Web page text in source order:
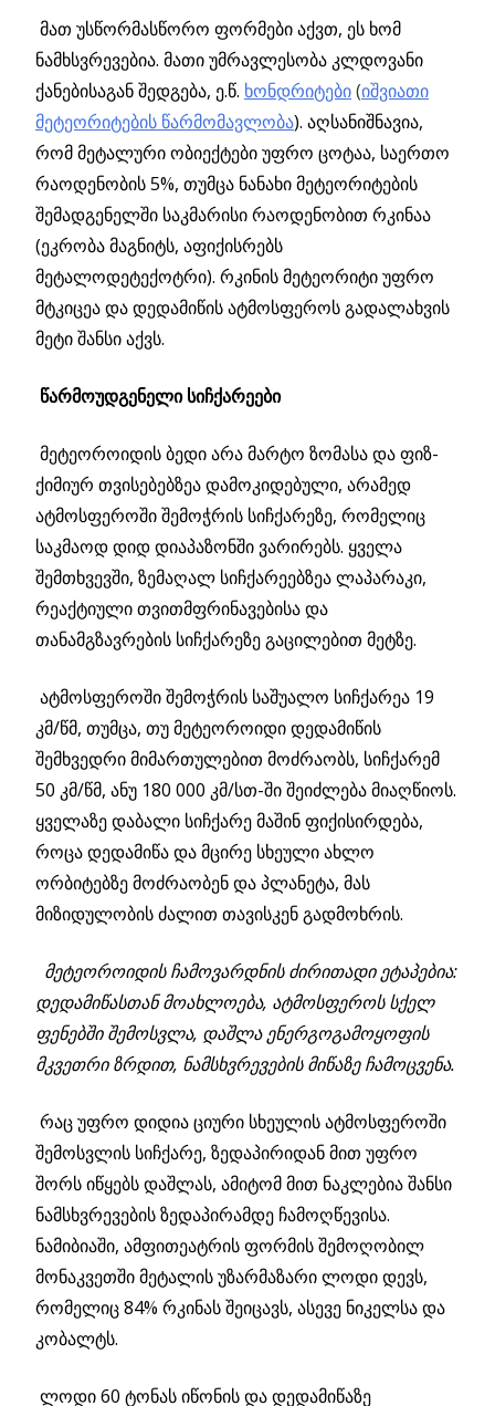
მათ უსწორმასწორო ფორმები აქვთ, ეს ხომ
ნამხსვრევებია. მათი უმრავლესობა კლდოვანი
ქანებისაგან შედგება, ე.წ. ხონდრიტები(იშვიათი
მეტეორიტების წარმომავლობა). აღსანიშნავია,
რომ მეტალური ობიექტები უფრო ცოტაა, საერთო
რაოდენობის 5%, თუმცა ნანახი მეტეორიტების
შემადგენელში საკმარისი რაოდენობით რკინაა
(ეკრობა მაგნიტს, აფიქისრებს
მეტალოდეტექოტრი). რკინის მეტეორიტი უფრო
მტკიცეა და დედამიწის ატმოსფეროს გადალახვის
მეტი შანსი აქვს.
წარმოუდგენელი სიჩქარეები
მეტეოროიდის ბედი არა მარტო ზომასა და ფიზ-
ქიმიურ თვისებებზეა დამოკიდებული, არამედ
ატმოსფეროში შემოჭრის სიჩქარეზე, რომელიც
საკმაოდ დიდ დიაპაზონში ვარირებს. ყველა
შემთხვევში, ზემაღალ სიჩქარეებზეა ლაპარაკი,
რეაქტიული თვითმფრინავებისა და
თანამგზავრების სიჩქარეზე გაცილებით მეტზე.
ატმოსფეროში შემოჭრის საშუალო სიჩქარეა 19
კმ/წმ, თუმცა, თუ მეტეოროიდი დედამიწის
შემხვედრი მიმართულებით მოძრაობს, სიჩქარემ
50 კმ/წმ, ანუ 180 000 კმ/სთ-ში შეიძლება მიაღწიოს.
ყველაზე დაბალი სიჩქარე მაშინ ფიქისირდება,
როცა დედამიწა და მცირე სხეული ახლო
ორბიტებზე მოძრაობენ და პლანეტა, მას
მიზიდულობის ძალით თავისკენ გადმოხრის.
მეტეოროიდის ჩამოვარდნის ძირითადი ეტაპებია:
დედამიწასთან მოახლოება, ატმოსფეროს სქელ
ფენებში შემოსვლა, დაშლა ენერგოგამოყოფის
მკვეთრი ზრდით, ნამსხვრევების მიწაზე ჩამოცვენა.
რაც უფრო დიდია ციური სხეულის ატმოსფეროში
შემოსვლის სიჩქარე, ზედაპირიდან მით უფრო
შორს იწყებს დაშლას, ამიტომ მით ნაკლებია შანსი
ნამსხვრევების ზედაპირამდე ჩამოღწევისა.
ნამიბიაში, ამფითეატრის ფორმის შემოღობილ
მონაკვეთში მეტალის უზარმაზარი ლოდი დევს,
რომელიც 84% რკინას შეიცავს, ასევე ნიკელსა და
კობალტს.
ლოდი 60 ტონას იწონის და დედამიწაზე